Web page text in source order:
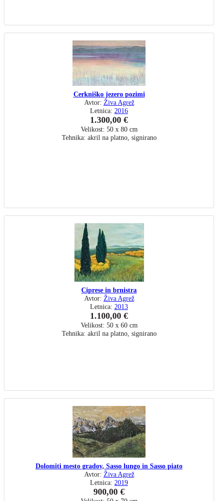
Cerkniško jezero pozimi
Avtor: Živa Agrež
Letnica: 2016
1.300,00 €
Velikost: 50 x 80 cm
Tehnika: akril na platno, signirano
Ciprese in brnistra
Avtor: Živa Agrež
Letnica: 2013
1.100,00 €
Velikost: 50 x 60 cm
Tehnika: akril na platno, signirano
Dolomiti mesto gradov, Sasso lungo in Sasso piato
Avtor: Živa Agrež
Letnica: 2019
900,00 €